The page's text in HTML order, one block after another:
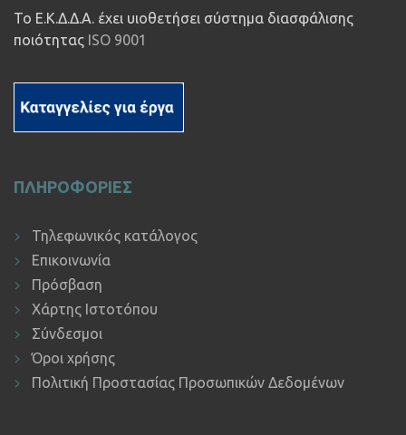
Το Ε.Κ.Δ.Δ.Α. έχει υιοθετήσει σύστημα διασφάλισης
ποιότητας ISO 9001
ΠΛΗΡΟΦΟΡΙΕΣ
Τηλεφωνικός κατάλογος
Επικοινωνία
Πρόσβαση
Χάρτης Ιστοτόπου
Σύνδεσμοι
Όροι χρήσης
Πολιτική Προστασίας Προσωπικών Δεδομένων